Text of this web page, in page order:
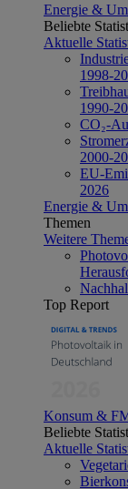
Energie &
Beliebte
Aktuelle
1998-
1990-
CO₂-
2000-
EU-
2026
Energie &
Themen
Weitere
Top Report
Konsum &
Beliebte
Aktuelle